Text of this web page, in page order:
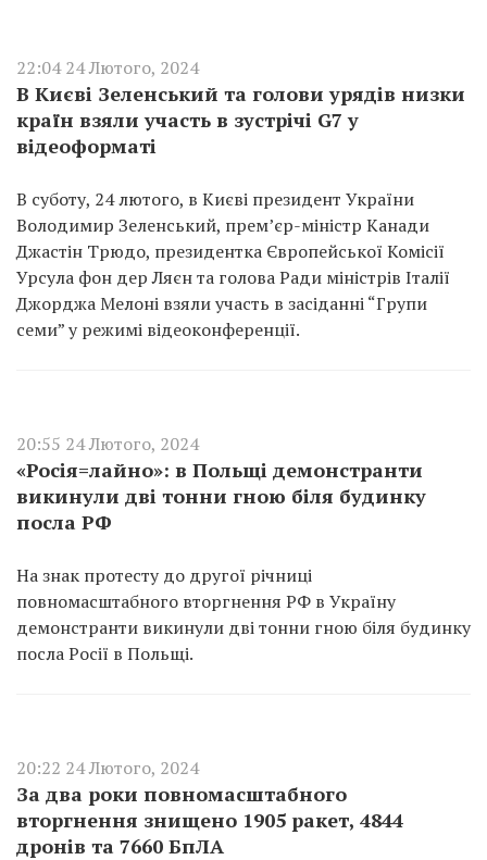
22:04 24 Лютого, 2024
В Києві Зеленський та голови урядів низки
країн взяли участь в зустрічі G7 у
відеоформаті
В суботу, 24 лютого, в Києві президент України
Володимир Зеленський, прем’єр-міністр Канади
Джастін Трюдо, президентка Європейської Комісії
Урсула фон дер Ляєн та голова Ради міністрів Італії
Джорджа Мелоні взяли участь в засіданні “Групи
семи” у режимі відеоконференції.
20:55 24 Лютого, 2024
«Росія=лайно»: в Польщі демонстранти
викинули дві тонни гною біля будинку
посла РФ
На знак протесту до другої річниці
повномасштабного вторгнення РФ в Україну
демонстранти викинули дві тонни гною біля будинку
посла Росії в Польщі.
20:22 24 Лютого, 2024
За два роки повномасштабного
вторгнення знищено 1905 ракет, 4844
дронів та 7660 БпЛА